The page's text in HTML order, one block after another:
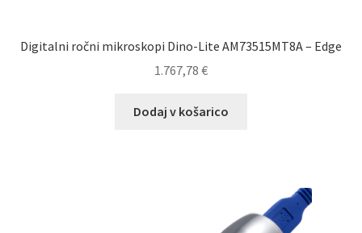
Digitalni ročni mikroskopi Dino-Lite AM73515MT8A – Edge
1.767,78 €
Dodaj v košarico